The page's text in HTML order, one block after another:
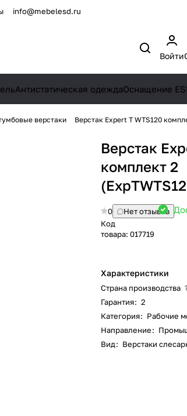
info@mebelesd.ru
Войти
Антистатическая одеждаОснащение
верстаки Верстак Expert T WTS120
Верстак
комплект 2
0
Нет отзывов
Код
товара: 017719
Характеристики
Страна производства ?
Гарантия: 2
Категория: Рабочие
Направление:
Вид: Верстаки